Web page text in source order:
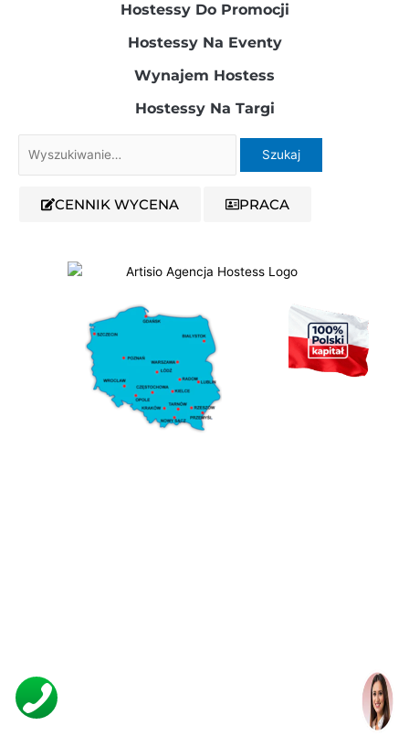
Hostessy Do Promocji
Hostessy Na Eventy
Wynajem Hostess
Hostessy Na Targi
dla:
CENNIK WYCENA PRACA